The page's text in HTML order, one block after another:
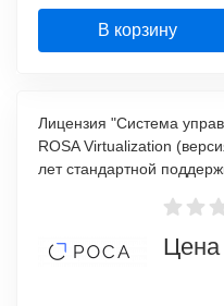
В корзину
Лицензия "Система
ROSA Virtualization
лет стандартной